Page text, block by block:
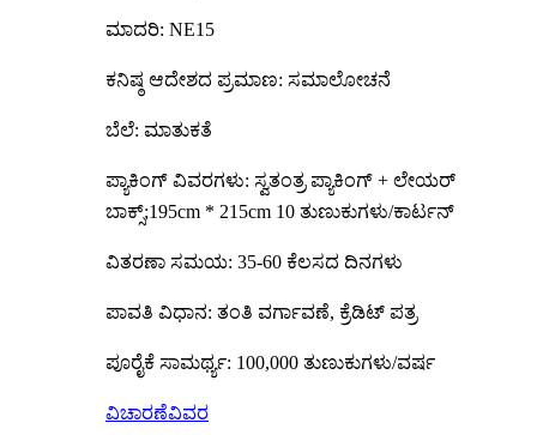
ಮಾದರಿ: NE15
ಕನಿಷ್ಠ ಆದೇಶದ ಪ್ರಮಾಣ: ಸಮಾಲೋಚನೆ
ಬೆಲೆ: ಮಾತುಕತೆ
ಪ್ಯಾಕಿಂಗ್ ವಿವರಗಳು: ಸ್ವತಂತ್ರ ಪ್ಯಾಕಿಂಗ್ + ಲೇಯರ್
ಬಾಕ್ಸ್;195cm * 215cm 10 ತುಣುಕುಗಳು/ಕಾರ್ಟನ್
ವಿತರಣಾ ಸಮಯ: 35-60 ಕೆಲಸದ ದಿನಗಳು
ಪಾವತಿ ವಿಧಾನ: ತಂತಿ ವರ್ಗಾವಣೆ, ಕ್ರೆಡಿಟ್ ಪತ್ರ
ಪೂರೈಕೆ ಸಾಮರ್ಥ್ಯ: 100,000 ತುಣುಕುಗಳು/ವರ್ಷ
ವಿಚಾರಣೆವಿವರ